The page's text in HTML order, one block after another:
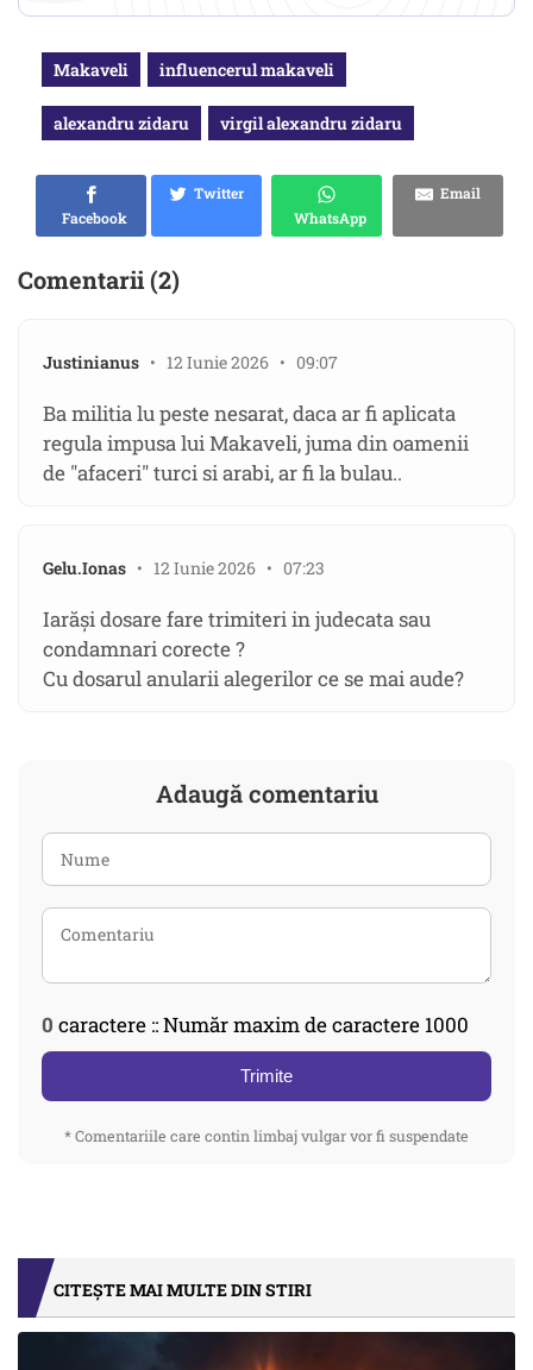
Makaveli influencerul makaveli
alexandru zidaru virgil alexandru zidaru
Facebook
Twitter
WhatsApp
Email
Comentarii (2)
Justinianus • 12 Iunie 2026 • 09:07
Ba militia lu peste nesarat, daca ar fi aplicata
regula impusa lui Makaveli, juma din oamenii
de "afaceri" turci si arabi, ar fi la bulau..
Gelu.Ionas • 12 Iunie 2026 • 07:23
Iarăși dosare fare trimiteri in judecata sau
condamnari corecte ?
Cu dosarul anularii alegerilor ce se mai aude?
Adaugă comentariu
0 caractere :: Număr maxim de caractere 1000
Trimite
* Comentariile care contin limbaj vulgar vor fi suspendate
CITEȘTE MAI MULTE DIN STIRI